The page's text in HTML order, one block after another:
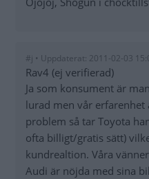
#j • Uppdaterat: 2011-02-03
Rav4 (ej verifierad)
Ja som konsument är
lurad men vår
problem så tar Toyota
ofta billigt/gratis sätt)
kundrealtion. Våra
Audi är nöjda med sina